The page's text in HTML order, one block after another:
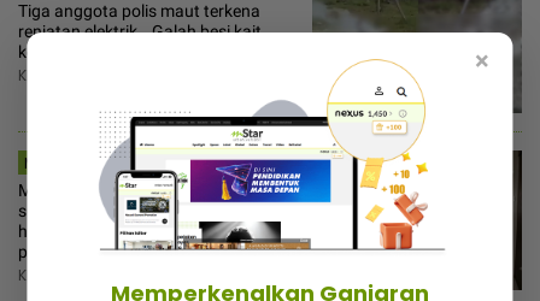
Tiga anggota polis maut terkena
renjatan elektrik… Galah besi kait
kelapa dipercayai jadi punca
Khamis, 6 Ogos 2026 8:30 PM
MSTAR | VIRAL
Marah sebab tak dapat pencukur,
suami samakan isteri dengan haiwan
haram dimakan! - “Dia cakap
perangai saya bodoh”
Khamis, 6 Ogos 2026 8:00 PM
×
Memperkenalkan Ganjaran